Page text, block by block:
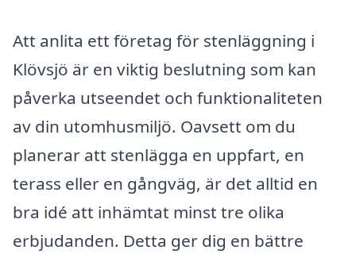
Att anlita ett företag för stenläggning i
Klövsjö är en viktig beslutning som kan
påverka utseendet och funktionaliteten
av din utomhusmiljö. Oavsett om du
planerar att stenlägga en uppfart, en
terass eller en gångväg, är det alltid en
bra idé att inhämtat minst tre olika
erbjudanden. Detta ger dig en bättre